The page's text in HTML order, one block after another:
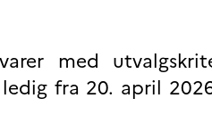
med
fra 20. april